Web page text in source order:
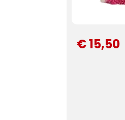
€ 15,50